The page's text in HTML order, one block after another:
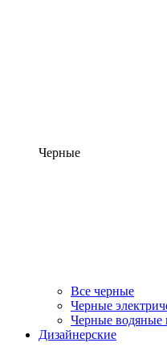
Черные
Все черные
Черные
Черные водяные
Дизайнерские